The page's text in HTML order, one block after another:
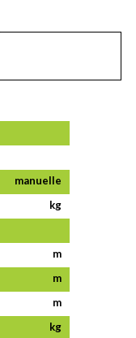
manuelle
kg
m
m
m
kg